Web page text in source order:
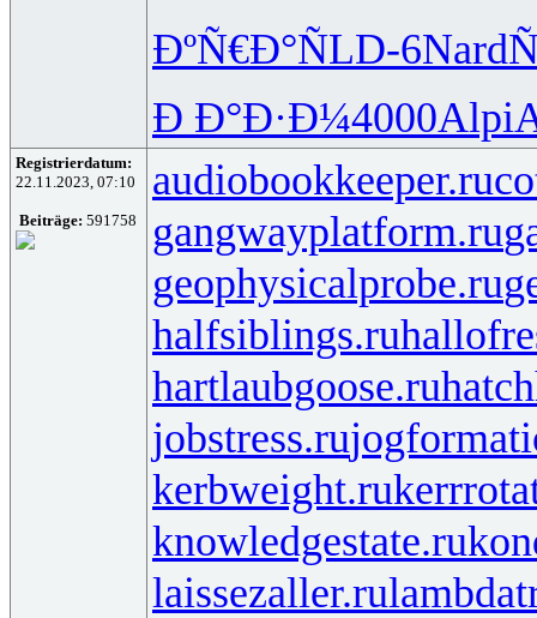
ÐºÑ€Ð°ÑLD-6Nard
Ð Ð°Ð·Ð¼4000Alpi
Registrierdatum:
22.11.2023, 07:10
Beiträge: 591758
audiobookkeeper.ru
gangwayplatform.ru
geophysicalprobe.ru
halfsiblings.ru
hartlaubgoose.ru
jobstress.ru
kerbweight.ru
knowledgestate.ru
laissezaller.ru